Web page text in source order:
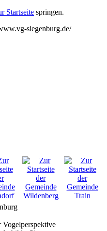
Startseite springen.
siegenburg.de/